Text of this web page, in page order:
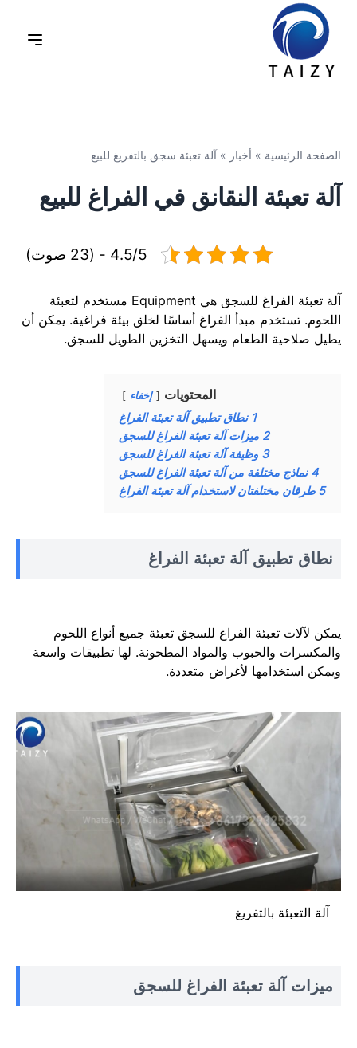
الصفحة الرئيسية » أخبار » آلة تعبئة سجق بالتفريغ للبيع
آلة تعبئة النقانق في الفراغ للبيع
4.5/5 - (23 صوت)
آلة تعبئة الفراغ للسجق هي Equipment مستخدم لتعبئة
اللحوم. تستخدم مبدأ الفراغ أساسًا لخلق بيئة فراغية. يمكن أن
يطيل صلاحية الطعام ويسهل التخزين الطويل للسجق.
المحتويات إخفاء
1 نطاق تطبيق آلة تعبئة الفراغ
2 ميزات آلة تعبئة الفراغ للسجق
3 وظيفة آلة تعبئة الفراغ للسجق
4 نماذج مختلفة من آلة تعبئة الفراغ للسجق
5 طرقان مختلفتان لاستخدام آلة تعبئة الفراغ
نطاق تطبيق آلة تعبئة الفراغ
يمكن لآلات تعبئة الفراغ للسجق تعبئة جميع أنواع اللحوم
والمكسرات والحبوب والمواد المطحونة. لها تطبيقات واسعة
ويمكن استخدامها لأغراض متعددة.
آلة التعبئة بالتفريغ
ميزات آلة تعبئة الفراغ للسجق